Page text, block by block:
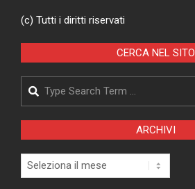
(c) Tutti i diritti riservati
CERCA NEL SITO
Search
ARCHIVI
Archivi